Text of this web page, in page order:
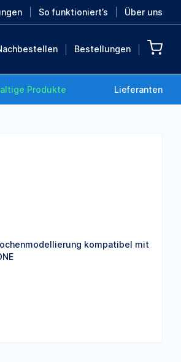
So funktioniert’s Über uns
Bestellungen
Produkte Lieferanten
ENTDECKEN
kompatibel mit